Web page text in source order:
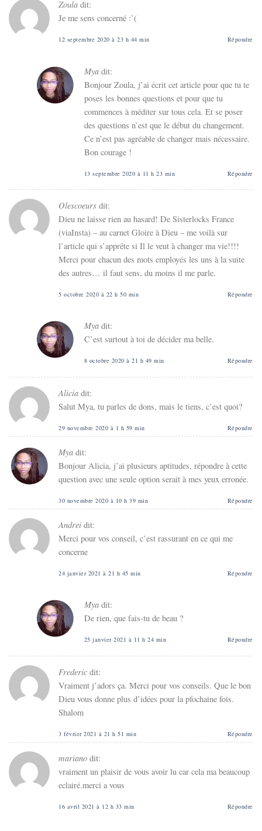
Zoula dit:
Je me sens concerné :’(
12 septembre 2020 à 23 h 44 min Répondre
Mya dit:
Bonjour Zoula, j’ai écrit cet article pour que tu te
poses les bonnes questions et pour que tu
commences à méditer sur tous cela. Et se poser
des questions n’est que le début du changement.
Ce n’est pas agréable de changer mais nécessaire.
Bon courage !
13 septembre 2020 à 11 h 23 min Répondre
Olescoeurs dit:
Dieu ne laisse rien au hasard! De Sisterlocks France
(viaInsta) – au carnet Gloire à Dieu – me voilà sur
l’article qui s’apprête si Il le veut à changer ma vie!!!!
Merci pour chacun des mots employés les uns à la suite
des autres… il faut sens, du moins il me parle.
5 octobre 2020 à 22 h 50 min Répondre
Mya dit:
C’est surtout à toi de décider ma belle.
8 octobre 2020 à 21 h 49 min Répondre
Alicia dit:
Salut Mya, tu parles de dons, mais le tiens, c’est quoi?
29 novembre 2020 à 1 h 59 min Répondre
Mya dit:
Bonjour Alicia, j’ai plusieurs aptitudes, répondre à cette
question avec une seule option serait à mes yeux erronée.
30 novembre 2020 à 10 h 39 min Répondre
Andrei dit:
Merci pour vos conseil, c’est rassurant en ce qui me
concerne
24 janvier 2021 à 21 h 45 min Répondre
Mya dit:
De rien, que fais-tu de beau ?
25 janvier 2021 à 11 h 24 min Répondre
Frederic dit:
Vraiment j’adors ça. Merci pour vos conseils. Que le bon
Dieu vous donne plus d’idées pour la pfochaine fois.
Shalom
3 février 2021 à 21 h 51 min Répondre
mariano dit:
vraiment un plaisir de vous avoir lu car cela ma beaucoup
eclairé.merci a vous
16 avril 2021 à 12 h 33 min Répondre